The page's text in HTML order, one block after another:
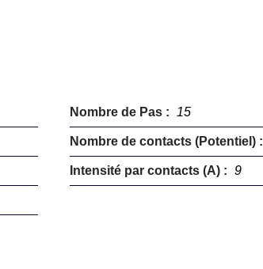
Nombre de Pas : 15
Nombre de contacts (Potentiel) :
Intensité par contacts (A) : 9